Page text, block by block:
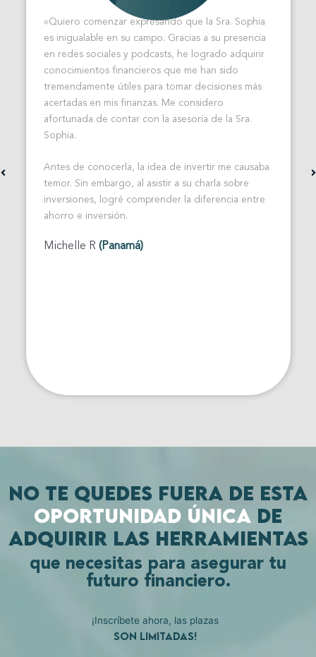
«Quiero comenzar expresando que la Sra. Sophia
es inigualable en su campo. Gracias a su presencia
en redes sociales y podcasts, he logrado adquirir
conocimientos financieros que me han sido
tremendamente útiles para tomar decisiones más
acertadas en mis finanzas. Me considero
afortunada de contar con la asesoría de la Sra.
Sophia.
Antes de conocerla, la idea de invertir me causaba
temor. Sin embargo, al asistir a su charla sobre
inversiones, logré comprender la diferencia entre
ahorro e inversión.
Michelle R (Panamá)
NO TE QUEDES FUERA DE ESTA
OPORTUNIDAD ÚNICA DE
ADQUIRIR LAS HERRAMIENTAS
que necesitas para asegurar tu
futuro financiero.
¡Inscríbete ahora, las plazas
son limitadas!